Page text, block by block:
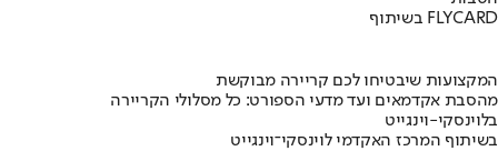
בשיתוף FLYCARD
המקצועות שיבטיחו לכם קריירה מבוקשת
מהסבת אקדמאים ועד מדעי הספורט: כל מסלולי הקריירה
בלוינסקי-וינגייט
בשיתוף המרכז האקדמי לוינסקי־וינגייט